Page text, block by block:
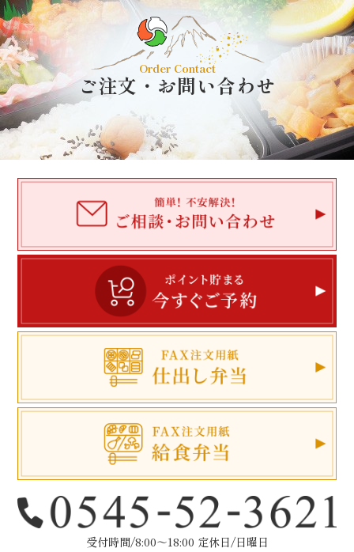
Order Contact
ご注文・お問い合わせ
受付時間/8:00～18:00 定休日/日曜日